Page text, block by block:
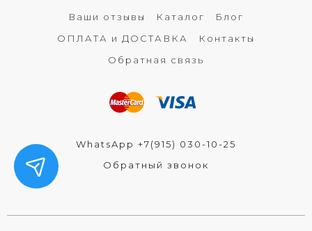
Ваши отзывы Каталог
Блог
ОПЛАТА и ДОСТАВКА
Контакты
Обратная связь
WhatsApp +7(915) 030-10-25
Обратный звонок